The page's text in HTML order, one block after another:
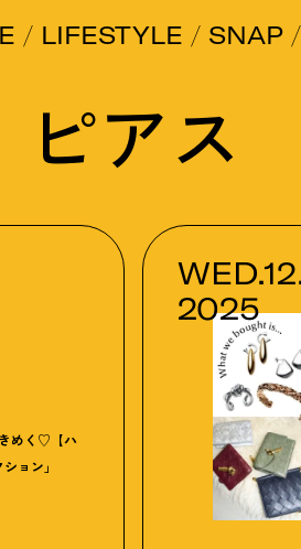
LIFESTYLE SNAP
ピアス
めく♡【ハ
ョン」
2025